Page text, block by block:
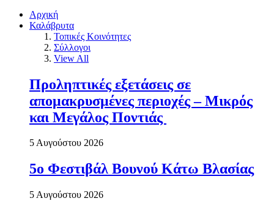
Αρχική
Καλάβρυτα
Τοπικές Κοινότητες
Σύλλογοι
View All
Προληπτικές εξετάσεις σε
απομακρυσμένες περιοχές – Μικρός
και Μεγάλος Ποντιάς
5 Αυγούστου 2026
5ο Φεστιβάλ Βουνού Κάτω Βλασίας
5 Αυγούστου 2026